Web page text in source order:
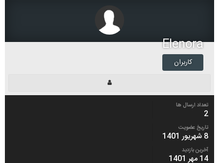
Elenora
کاربران
تعداد ارسال ها
2
تاریخ عضویت
8 شهریور 1401
آخرین بازدید
14 مهر 1401